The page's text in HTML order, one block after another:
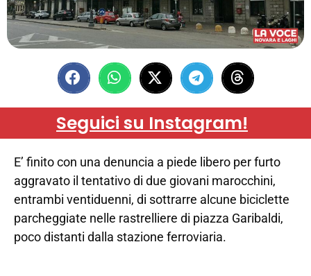
Seguici su Instagram!
E’ finito con una denuncia a piede libero per furto
aggravato il tentativo di due giovani marocchini,
entrambi ventiduenni, di sottrarre alcune biciclette
parcheggiate nelle rastrelliere di piazza Garibaldi,
poco distanti dalla stazione ferroviaria.